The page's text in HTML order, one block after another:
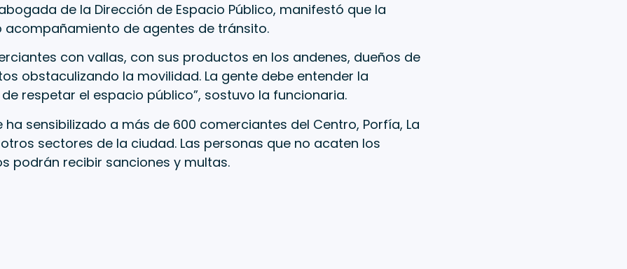
de la Dirección de Espacio Público, manifestó que la
acompañamiento de agentes de tránsito.
con vallas, con sus productos en los andenes, dueños de
obstaculizando la movilidad. La gente debe entender la
respetar el espacio público”, sostuvo la funcionaria.
ha sensibilizado a más de 600 comerciantes del Centro, Porfía, La
sectores de la ciudad. Las personas que no acaten los
podrán recibir sanciones y multas.